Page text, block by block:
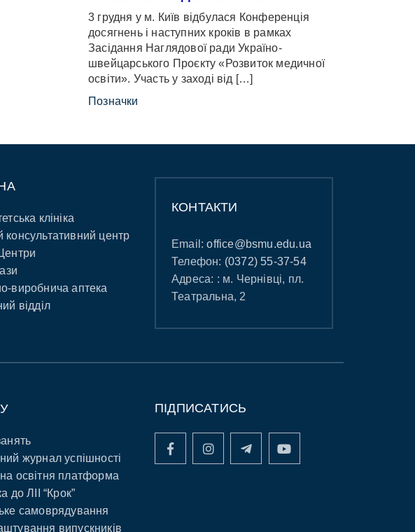
3 грудня у м. Київ відбулася Конференція
досягнень і наступних кроків в рамках
Засідання Наглядової ради Україно-
швейцарського Проєкту «Розвиток медичної
освіти». Участь у заході від […]
Позначки
клініка
консультативний центр
виробнича аптека
відділ
КОНТАКТИ
Email:office@bsmu.edu.ua
Телефон: (0372) 55-37-54
Адреса: : м. Чернівці, пл.
Театральна, 2
журнал успішності
освітня платформа
до ЛІІ “Крок”
самоврядування
випускників
ПІДПИСАТИСЬ